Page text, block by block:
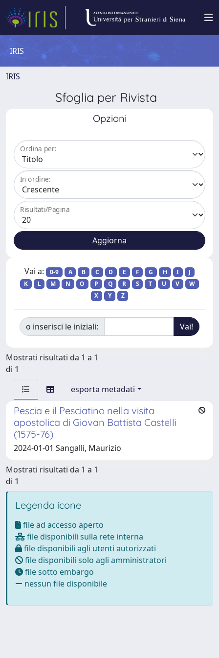
IRIS
IRIS
Sfoglia per Rivista
Opzioni
Ordina per:
In ordine:
Risultati/Pagina
Vai a: 0-9 A B C D E F G H I
J
K
L M N O P Q R S T U V
W
X
Y Z
o inserisci le iniziali:
Mostrati risultati da 1 a 1
di 1
esporta metadati
Pescia e il Pesciatino nella visita
apostolica di Giovan Battista Castelli
(1575-76)
2024-01-01 Sangalli, Maurizio
Mostrati risultati da 1 a 1
di 1
Legenda icone
file ad accesso aperto
file disponibili sulla rete interna
file disponibili agli utenti autorizzati
file disponibili solo agli amministratori
file sotto embargo
nessun file disponibile